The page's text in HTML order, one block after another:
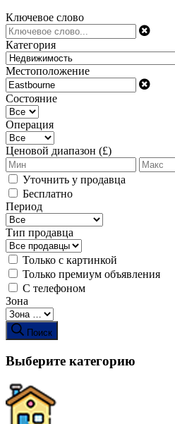
Ключевое слово
Категория
Местоположение
Состояние
Операция
Ценовой диапазон (£)
Уточнить у продавца
Бесплатно
Период
Тип продавца
Только с картинкой
Только премиум объявления
С телефоном
Зона
Поиск
Выберите категорию